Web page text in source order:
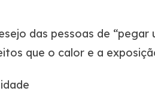
das pessoas de
que o calor e a